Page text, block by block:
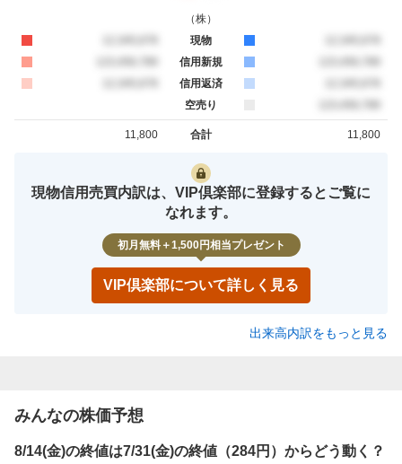
（株）
現物
信用新規
信用返済
空売り
合計
11,800 11,800
現物信用売買内訳は、VIP倶楽部に登録するとご覧に
なれます。
初月無料＋1,500円相当プレゼント
VIP倶楽部について詳しく見る
出来高内訳をもっと見る
みんなの株価予想
8/14(金)の終値は7/31(金)の終値（284円）からどう動く？